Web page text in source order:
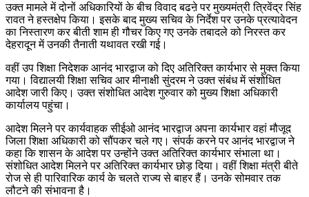
उक्त मामले में दोनों अधिकारियों के बीच विवाद बढऩे पर मुख्यमंत्री त्रिवेंद्र सिंह
रावत ने हस्तक्षेप किया। इसके बाद मुख्य सचिव के निर्देश पर उनके प्रत्यावेदन
का निस्तारण कर बीती शाम ही गौचर किए गए उनके तबादले को निरस्त कर
देहरादून में उनकी तैनाती यथावत रखी गई।
वहीं उप शिक्षा निदेशक आनंद भारद्वाज को दिए अतिरिक्त कार्यभार से मुक्त किया
गया। विद्यालयी शिक्षा सचिव आर मीनाक्षी सुंदरम ने उक्त संबंध में संशोधित
आदेश जारी किए। उक्त संशोधित आदेश गुरुवार को मुख्य शिक्षा अधिकारी
कार्यालय पहुंचा।
आदेश मिलने पर कार्यवाहक सीईओ आनंद भारद्वाज अपना कार्यभार वहां मौजूद
जिला शिक्षा अधिकारी को सौंपकर चले गए। संपर्क करने पर आनंद भारद्वाज ने
कहा कि शासन के आदेश पर उन्होंने उक्त अतिरिक्त कार्यभार संभाला था।
संशोधित आदेश मिलने पर अतिरिक्त कार्यभार छोड़ दिया। वहीं शिक्षा मंत्री बीते
रोज से ही पारिवारिक कार्य के चलते राज्य से बाहर हैं। उनके सोमवार तक
लौटने की संभावना है।